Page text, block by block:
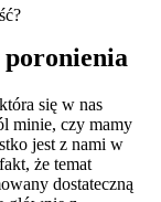
poronienia
się w nas
minie, czy mamy
jest z nami w
że temat
dostateczną